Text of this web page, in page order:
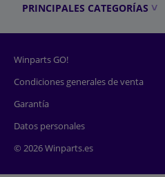
PRINCIPALES CATEGORÍAS
Winparts GO!
Condiciones generales de venta
Garantía
Datos personales
© 2026 Winparts.es